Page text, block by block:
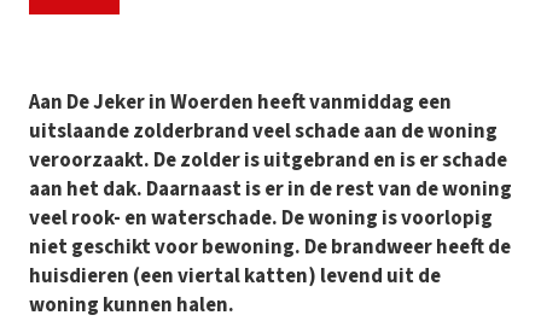
Aan De Jeker in Woerden heeft vanmiddag een
uitslaande zolderbrand veel schade aan de woning
veroorzaakt. De zolder is uitgebrand en is er schade
aan het dak. Daarnaast is er in de rest van de woning
veel rook- en waterschade. De woning is voorlopig
niet geschikt voor bewoning. De brandweer heeft de
huisdieren (een viertal katten) levend uit de
woning kunnen halen.